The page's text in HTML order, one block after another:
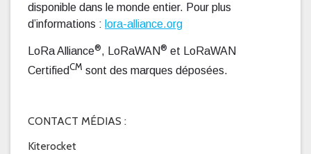
disponible dans le monde entier. Pour plus
d’informations : lora-alliance.org
LoRa Alliance®, LoRaWAN® et LoRaWAN
CertifiedCM sont des marques déposées.
CONTACT MÉDIAS :
Kiterocket